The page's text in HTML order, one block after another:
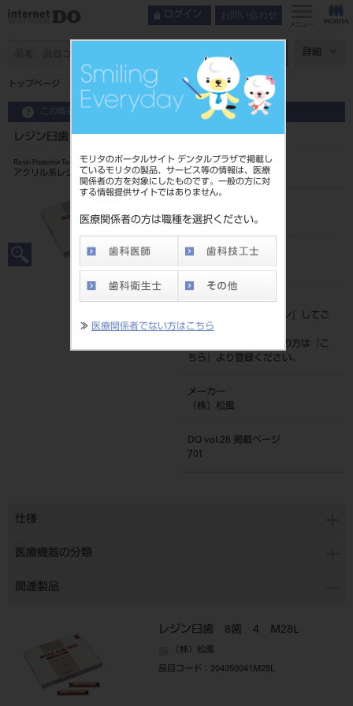
モリタのポータルサイト デンタルプラザで掲載し
ているモリタの製品、サービス等の情報は、医療
関係者の方を対象にしたものです。一般の方に対
する情報提供サイトではありません。
医療関係者の方は職種を選択ください。
≫ 医療関係者でない方はこちら
ログイン お問い合わせ
メニュー
詳細
トップページ レジン臼歯 8歯 55 S30U
この商品に関するお問い合わせ
レジン臼歯 8歯 55 S30U
Resin Posterior Teeth
アクリル系レジン歯
204350043S30U
JAN/EANコード
標準価格
ログイン
』してご
覧ください。
ネット会員登録がまだの方は『
こ
ちら
』より登録ください。
メーカー
（株）松風
DO vol.26 掲載ページ
701
仕様
医療機器の分類
関連製品
レジン臼歯 8歯 4 M28L
（株）松風
品目コード ：204350041M28L